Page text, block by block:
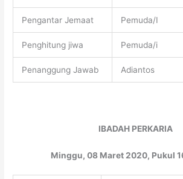
Pengantar Jemaat Pemuda/I
Penghitung jiwa Pemuda/i
Penanggung Jawab Adiantos
IBADAH PERKARIA
Minggu, 08 Maret 2020, Pukul